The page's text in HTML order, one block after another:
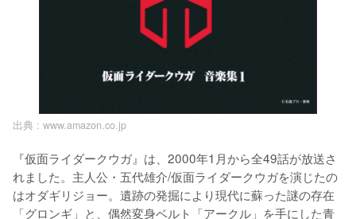
出典 : www.amazon.co.jp
『仮面ライダークウガ』は、2000年1月から全49話が放送さ
れました。主人公・五代雄介/仮面ライダークウガを演じたの
はオダギリジョー。遺跡の発掘により現代に蘇った謎の存在
「グロンギ」と、偶然変身ベルト「アークル」を手にした青